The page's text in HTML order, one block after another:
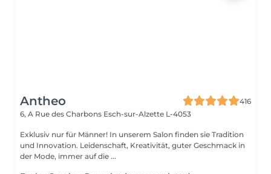
Antheo
416
6, A Rue des Charbons Esch-sur-Alzette L-4053
Exklusiv nur für Männer! In unserem Salon finden sie Tradition
und Innovation. Leidenschaft, Kreativität, guter Geschmack in
der Mode, immer auf die ...